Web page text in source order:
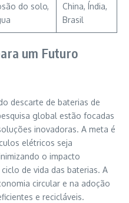
do solo,
China, Índia,
Brasil
um Futuro
descarte de baterias de
global estão focadas
inovadoras. A meta é
elétricos seja
o impacto
de vida das baterias. A
circular e na adoção
e recicláveis.